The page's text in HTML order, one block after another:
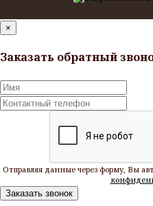
×
Заказать обратный
Отправляя данные через форму, Вы
Заказать звонок